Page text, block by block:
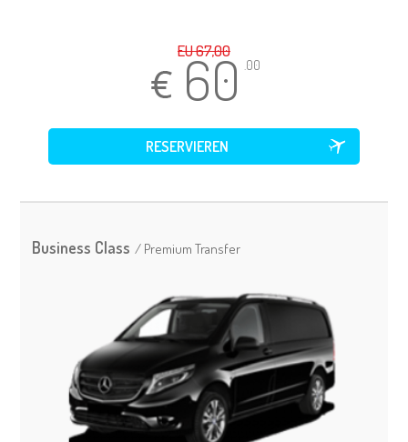
EU 67,00
60 .00
Business Class / Premium Transfer